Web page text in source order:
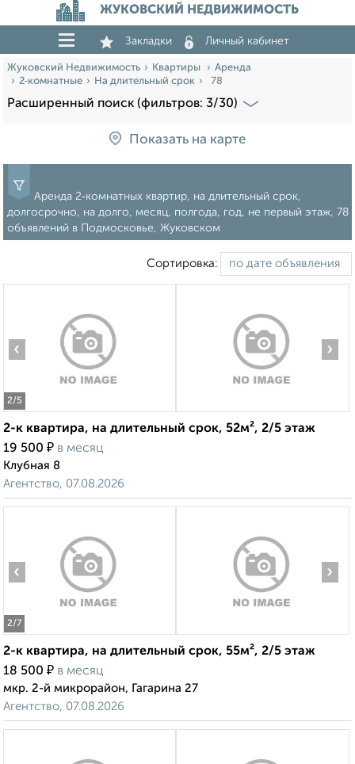
ЖУКОВСКИЙ НЕДВИЖИМОСТЬ
Закладки Личный кабинет
Жуковский Недвижимость Квартиры
Аренда
2‑комнатные
На длительный срок 78
Расширенный поиск (фильтров: 3/30)
Показать на карте
Аренда 2‑комнатных квартир, на длительный срок,
долгосрочно, на долго, месяц, полгода, год, не первый этаж, 78
объявлений в Подмосковье, Жуковском
Сортировка:
2/5
‹ ›
2-к квартира, на длительный срок, 52м², 2/5 этаж
19 500 ₽ в месяц
Клубная 8
Агентство, 07.08.2026
2/7
‹ ›
2-к квартира, на длительный срок, 55м², 2/5 этаж
18 500 ₽ в месяц
мкр. 2-й микрорайон, Гагарина 27
Агентство, 07.08.2026